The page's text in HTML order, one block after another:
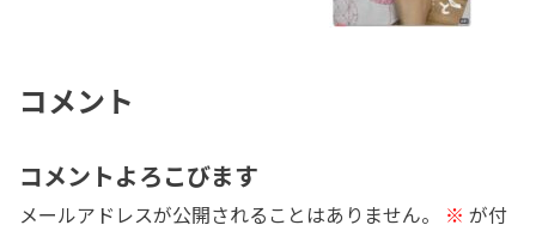
コメント
コメントよろこびます
メールアドレスが公開されることはありません。 ※ が付